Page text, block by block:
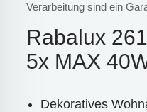
Verarbeitung sind ein
Rabalux
5x MAX
Dekoratives